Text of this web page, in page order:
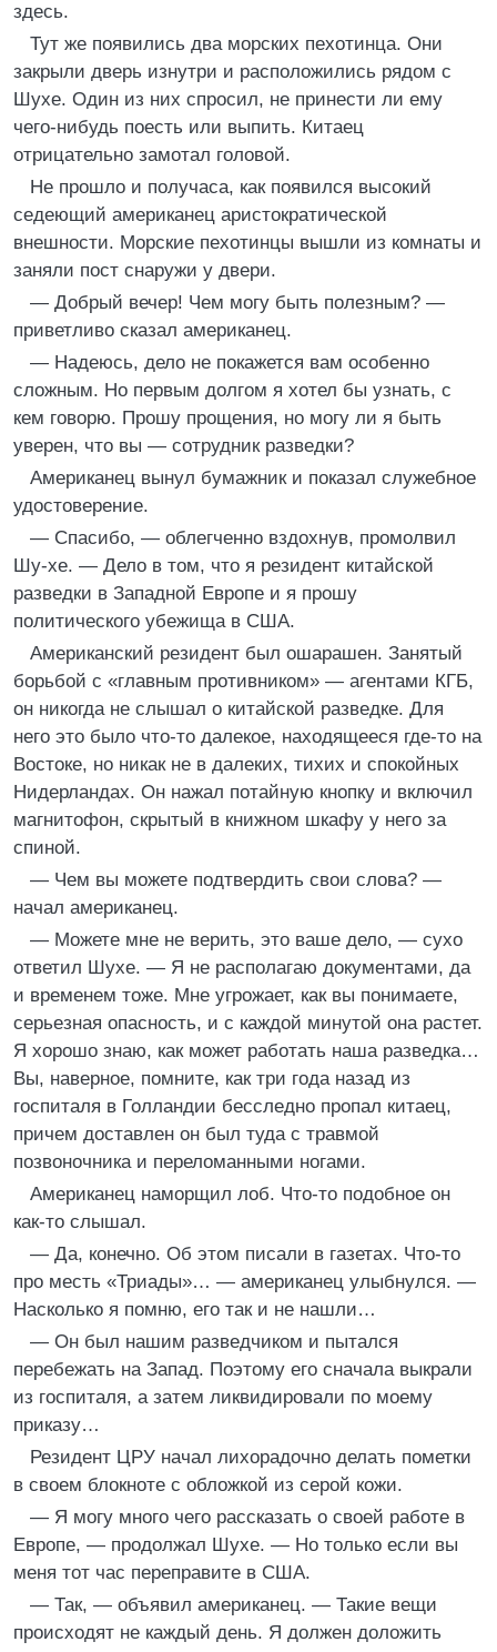
здесь.
Тут же появились два морских пехотинца. Они
закрыли дверь изнутри и расположились рядом с
Шухе. Один из них спросил, не принести ли ему
чего-нибудь поесть или выпить. Китаец
отрицательно замотал головой.
Не прошло и получаса, как появился высокий
седеющий американец аристократической
внешности. Морские пехотинцы вышли из комнаты и
заняли пост снаружи у двери.
— Добрый вечер! Чем могу быть полезным? —
приветливо сказал американец.
— Надеюсь, дело не покажется вам особенно
сложным. Но первым долгом я хотел бы узнать, с
кем говорю. Прошу прощения, но могу ли я быть
уверен, что вы — сотрудник разведки?
Американец вынул бумажник и показал служебное
удостоверение.
— Спасибо, — облегченно вздохнув, промолвил
Шу-хе. — Дело в том, что я резидент китайской
разведки в Западной Европе и я прошу
политического убежища в США.
Американский резидент был ошарашен. Занятый
борьбой с «главным противником» — агентами КГБ,
он никогда не слышал о китайской разведке. Для
него это было что-то далекое, находящееся где-то на
Востоке, но никак не в далеких, тихих и спокойных
Нидерландах. Он нажал потайную кнопку и включил
магнитофон, скрытый в книжном шкафу у него за
спиной.
— Чем вы можете подтвердить свои слова? —
начал американец.
— Можете мне не верить, это ваше дело, — сухо
ответил Шухе. — Я не располагаю документами, да
и временем тоже. Мне угрожает, как вы понимаете,
серьезная опасность, и с каждой минутой она растет.
Я хорошо знаю, как может работать наша разведка…
Вы, наверное, помните, как три года назад из
госпиталя в Голландии бесследно пропал китаец,
причем доставлен он был туда с травмой
позвоночника и переломанными ногами.
Американец наморщил лоб. Что-то подобное он
как-то слышал.
— Да, конечно. Об этом писали в газетах. Что-то
про месть «Триады»… — американец улыбнулся. —
Насколько я помню, его так и не нашли…
— Он был нашим разведчиком и пытался
перебежать на Запад. Поэтому его сначала выкрали
из госпиталя, а затем ликвидировали по моему
приказу…
Резидент ЦРУ начал лихорадочно делать пометки
в своем блокноте с обложкой из серой кожи.
— Я могу много чего рассказать о своей работе в
Европе, — продолжал Шухе. — Но только если вы
меня тот час переправите в США.
— Так, — объявил американец. — Такие вещи
происходят не каждый день. Я должен доложить